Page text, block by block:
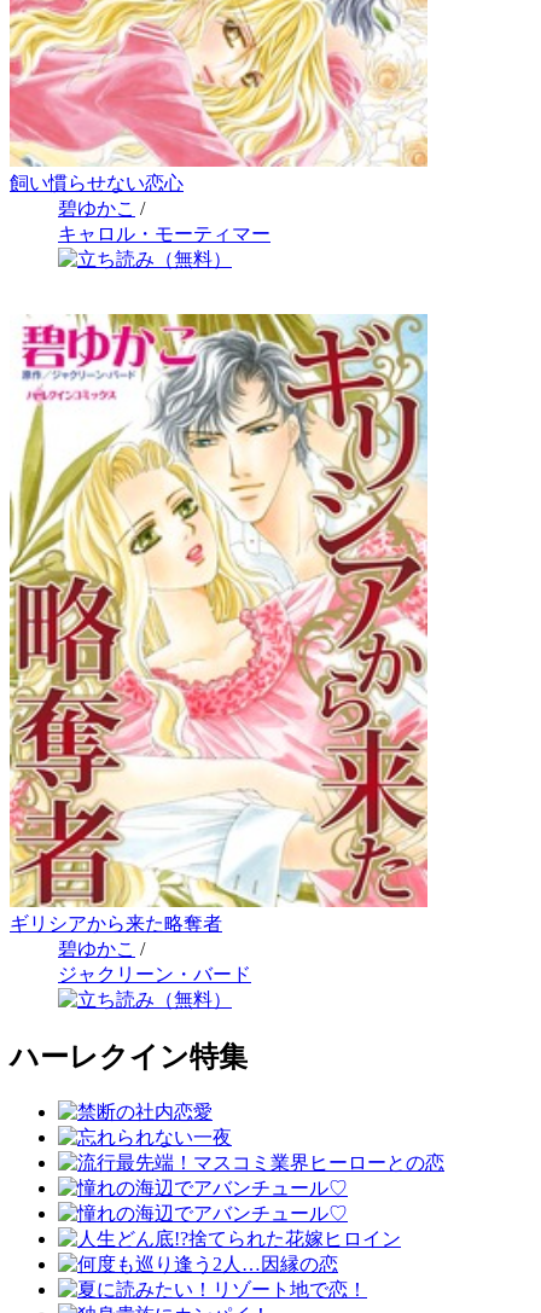
飼い慣らせない恋心
碧ゆかこ /
キャロル・モーティマー
ギリシアから来た略奪者
碧ゆかこ /
ジャクリーン・バード
ハーレクイン特集